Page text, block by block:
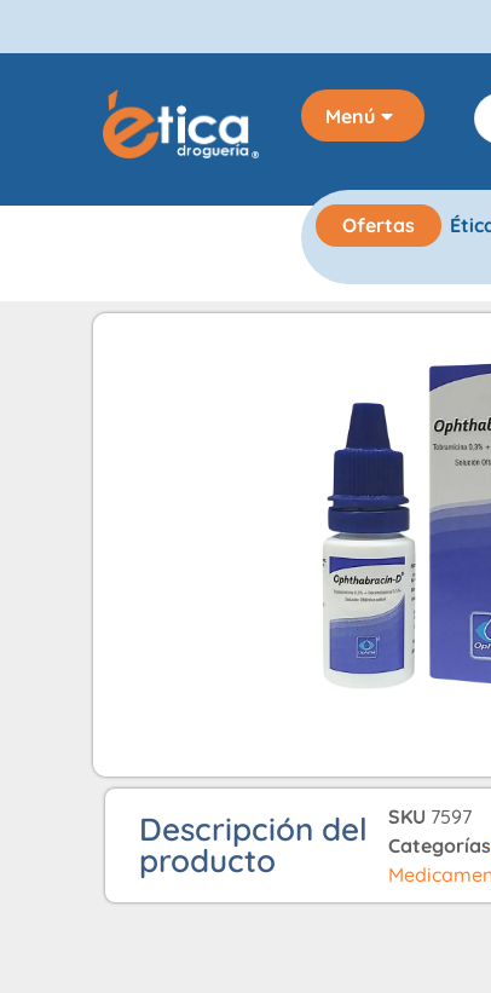
Menú
Ofertas
Descripción del
producto
SKU 7597
Categorías